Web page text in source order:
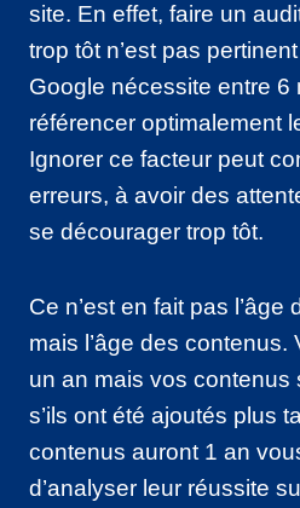
site. En effet, faire un
trop tôt n’est pas
Google nécessite entre 6
référencer optimalement
Ignorer ce facteur peut
erreurs, à avoir des
se décourager trop tôt.
Ce n’est en fait pas l’âge
mais l’âge des contenus.
un an mais vos contenus
s’ils ont été ajoutés plus
contenus auront 1 an
d’analyser leur réussite